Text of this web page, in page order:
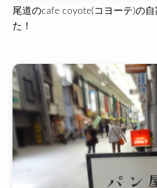
尾道のcafe coyote(コヨーテ)の
た！